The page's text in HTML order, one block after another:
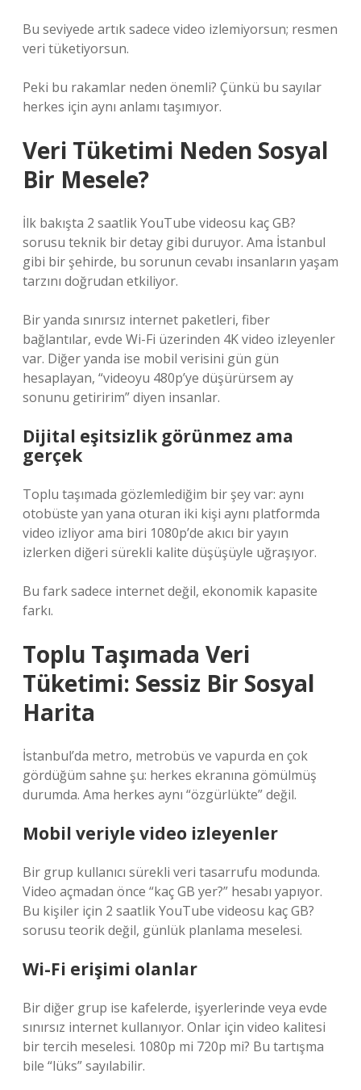
Bu seviyede artık sadece video izlemiyorsun; resmen
veri tüketiyorsun.
Peki bu rakamlar neden önemli? Çünkü bu sayılar
herkes için aynı anlamı taşımıyor.
Veri Tüketimi Neden Sosyal
Bir Mesele?
İlk bakışta 2 saatlik YouTube videosu kaç GB?
sorusu teknik bir detay gibi duruyor. Ama İstanbul
gibi bir şehirde, bu sorunun cevabı insanların yaşam
tarzını doğrudan etkiliyor.
Bir yanda sınırsız internet paketleri, fiber
bağlantılar, evde Wi-Fi üzerinden 4K video izleyenler
var. Diğer yanda ise mobil verisini gün gün
hesaplayan, “videoyu 480p’ye düşürürsem ay
sonunu getiririm” diyen insanlar.
Dijital eşitsizlik görünmez ama
gerçek
Toplu taşımada gözlemlediğim bir şey var: aynı
otobüste yan yana oturan iki kişi aynı platformda
video izliyor ama biri 1080p’de akıcı bir yayın
izlerken diğeri sürekli kalite düşüşüyle uğraşıyor.
Bu fark sadece internet değil, ekonomik kapasite
farkı.
Toplu Taşımada Veri
Tüketimi: Sessiz Bir Sosyal
Harita
İstanbul’da metro, metrobüs ve vapurda en çok
gördüğüm sahne şu: herkes ekranına gömülmüş
durumda. Ama herkes aynı “özgürlükte” değil.
Mobil veriyle video izleyenler
Bir grup kullanıcı sürekli veri tasarrufu modunda.
Video açmadan önce “kaç GB yer?” hesabı yapıyor.
Bu kişiler için 2 saatlik YouTube videosu kaç GB?
sorusu teorik değil, günlük planlama meselesi.
Wi-Fi erişimi olanlar
Bir diğer grup ise kafelerde, işyerlerinde veya evde
sınırsız internet kullanıyor. Onlar için video kalitesi
bir tercih meselesi. 1080p mi 720p mi? Bu tartışma
bile “lüks” sayılabilir.